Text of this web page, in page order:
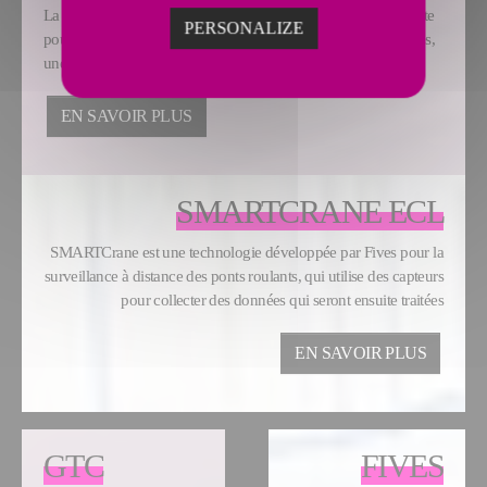
La Suite Amelios de Fives est une solution numérique complète
pour maîtriser l'ensemble du procédé de fabrication des anodes,
une étape nécessaire pour la production de l'aluminium
EN SAVOIR PLUS
SMARTCRANE ECL
SMARTCrane est une technologie développée par Fives pour la
surveillance à distance des ponts roulants, qui utilise des capteurs
pour collecter des données qui seront ensuite traitées
EN SAVOIR PLUS
GTC FIVES
PERSONALIZE